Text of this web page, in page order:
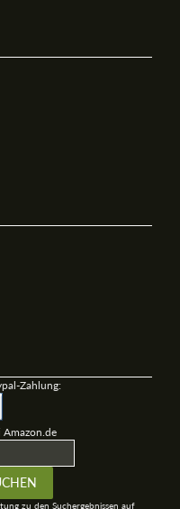
Zahlung:
zu den Suchergebnissen auf